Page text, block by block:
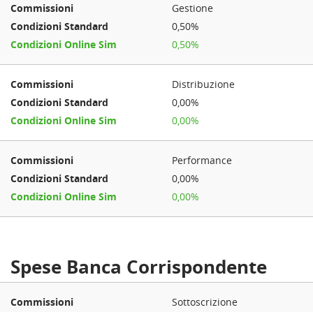
Gestione
0,50%
0,50%
Distribuzione
0,00%
0,00%
Performance
0,00%
0,00%
Spese Banca Corrispondente
Sottoscrizione